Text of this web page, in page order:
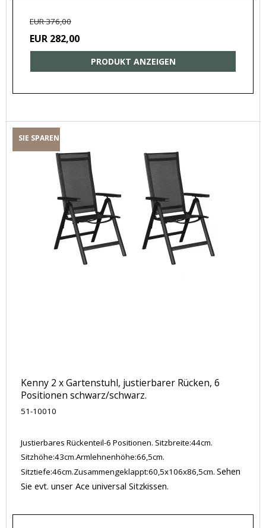
EUR 376,00
EUR 282,00
PRODUKT ANZEIGEN
SIE SPAREN
Kenny 2 x Gartenstuhl, justierbarer Rücken, 6
Positionen schwarz/schwarz.
51-10010
Justierbares Rückenteil-6 Positionen. Sitzbreite:44cm.
Sitzhöhe:43cm.Armlehnenhöhe:66,5cm.
Sitztiefe:46cm.Zusammengeklappt:60,5x106x86,5cm. Sehen
Sie evt. unser Ace universal Sitzkissen.